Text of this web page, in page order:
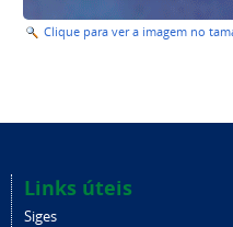
Clique para ver a imagem no
Links úteis
Siges